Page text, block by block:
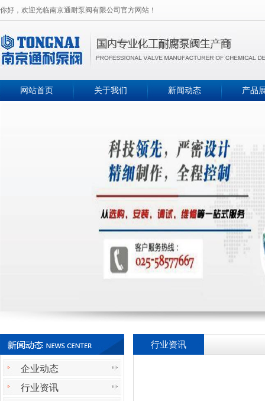
你好，欢迎光临南京通耐泵阀有限公司官方网站！
网站首页 关于我们 新闻动态 产品
企业动态
行业资讯
行业资讯